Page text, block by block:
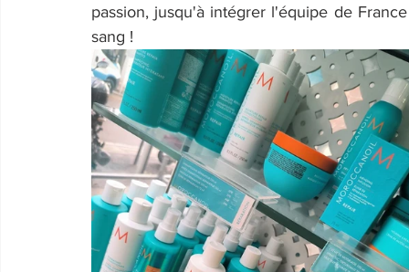
passion, jusqu'à intégrer l'équipe de
sang !